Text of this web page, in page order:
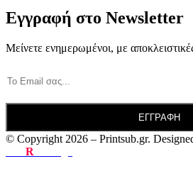
Εγγραφή στο Newsletter
Μείνετε ενημερωμένοι, με
© Copyright 2026 – Printsub.gr.
R